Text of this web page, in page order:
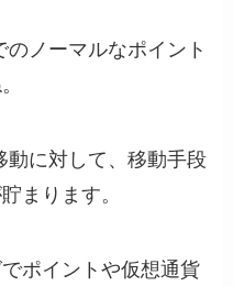
のノーマルなポイント
動に対して、移動手段
まります。
ポイントや仮想通貨